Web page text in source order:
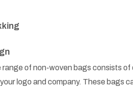
range of non-woven bags consists
logo and company. These bags